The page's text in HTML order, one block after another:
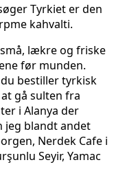
Tyrkiet er den
kahvalti.
lækre og friske
før munden.
bestiller tyrkisk
gå sulten fra
i Alanya der
jeg blandt andet
Nerdek Cafe i
Seyir, Yamac